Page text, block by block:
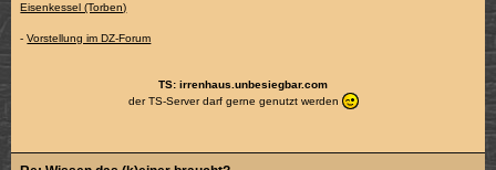
Eisenkessel (Torben)
-Vorstellung im DZ-Forum
TS: irrenhaus.unbesiegbar.com
der TS-Server darf gerne genutzt werden